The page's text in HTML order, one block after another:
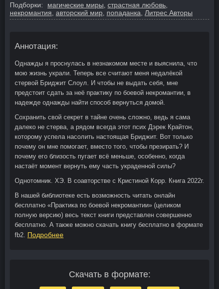
Подборки:
магические миры страстная любовь
некромантия авторский мир попаданка Литрес Авторы
Аннотация:
Однажды я проснулась в незнакомом месте и выяснила, что
мою жизнь украли. Теперь все считают меня недалёкой
стервой Бриджит Слоул. И чтобы не выдать себя, мне
предстоит сдать за неё практику по боевой некромантии, в
надежде однажды найти способ вернуться домой.
Сохранить свой секрет в тайне очень сложно, ведь я сама
далеко не стерва, а рядом всегда этот псих Дэрек Крайтон,
которому успела насолить настоящая Бриджит. Вот только
почему он мне помогает, вместо того, чтобы презирать? И
почему его близость пугает всё меньше, особенно, когда
настаёт момент вернуть ему часть украденной силы?
Однотомник. ХЭ. В соавторстве с Кристиной Корр. Книга 2022г.
В нашей библиотеке есть возможность читать онлайн
бесплатно «Практика по боевой некромантии» (целиком
полную версию) весь текст книги представлен совершенно
бесплатно. А также можно скачать книгу бесплатно в формате
fb2. Подробнее
Скачать в формате: